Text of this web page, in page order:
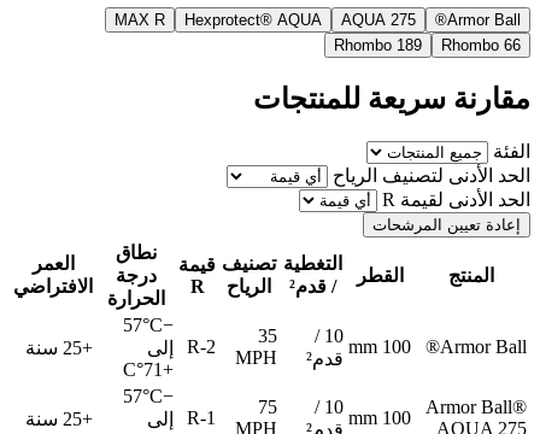
Armor Ball®
AQUA 275
Hexprotect® AQUA
MAX R
Rhombo 66
Rhombo 189
مقارنة سريعة للمنتجات
الفئة
الحد الأدنى لتصنيف الرياح
الحد الأدنى لقيمة R
إعادة تعيين المرشحات
المنتج القطر
التغطية
/ قدم²
تصنيف
الرياح
قيمة
R
نطاق
درجة
الحرارة
العمر
الافتراضي
Armor Ball®
100 mm
10 /
قدم²
35
MPH
R-2
−57°C
إلى
+71°C
+25 سنة
Armor Ball®
AQUA 275
100 mm
10 /
قدم²
75
MPH
R-1
−57°C
إلى
+25 سنة